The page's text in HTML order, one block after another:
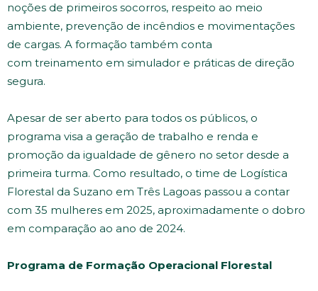
noções de primeiros socorros, respeito ao meio
ambiente, prevenção de incêndios e movimentações
de cargas. A formação também conta
com treinamento em simulador e práticas de direção
segura.
Apesar de ser aberto para todos os públicos, o
programa visa a geração de trabalho e renda e
promoção da igualdade de gênero no setor desde a
primeira turma. Como resultado, o time de Logística
Florestal da Suzano em Três Lagoas passou a contar
com 35 mulheres em 2025, aproximadamente o dobro
em comparação ao ano de 2024.
Programa de Formação Operacional Florestal